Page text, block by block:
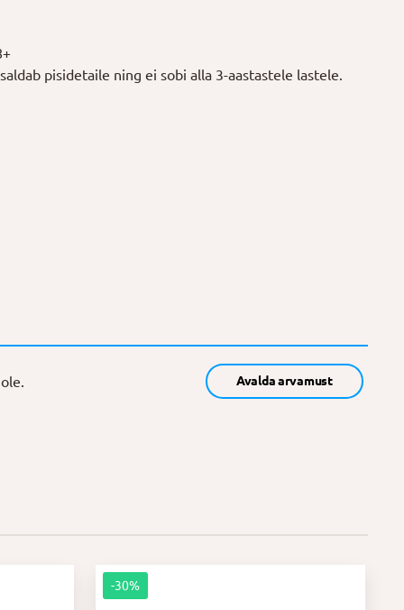
pisidetaile ning ei sobi alla 3-aastastele lastele.
Avalda arvamust
-30%